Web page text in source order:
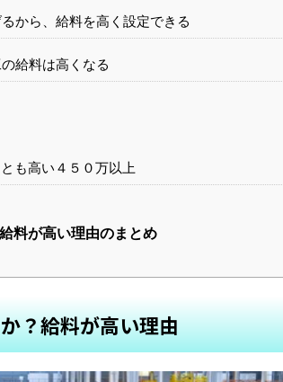
から、給料を高く設定できる
給料は高くなる
も高い４５０万以上
料が高い理由のまとめ
？給料が高い理由